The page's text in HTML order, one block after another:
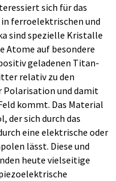
sich für das
ferroelektrischen und
sind spezielle Kristalle
Atome auf besondere
geladenen Titan-
relativ zu den
Polarisation und damit
kommt. Das Material
der sich durch das
eine elektrische oder
lässt. Diese und
heute vielseitige